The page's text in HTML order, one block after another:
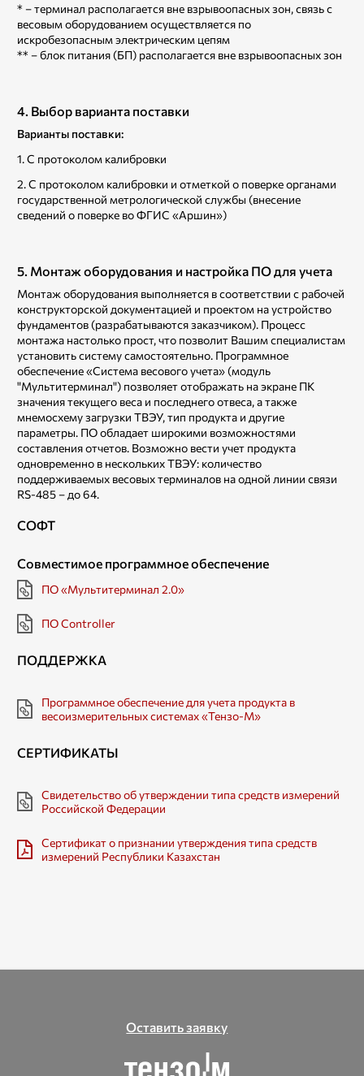
* – терминал располагается вне взрывоопасных зон, связь с
весовым оборудованием осуществляется по
искробезопасным электрическим цепям
** – блок питания (БП) располагается вне взрывоопасных зон
4. Выбор варианта поставки
Варианты поставки:
1. С протоколом калибровки
2. C протоколом калибровки и отметкой о поверке органами
государственной метрологической службы (внесение
сведений о поверке во ФГИС «Аршин»)
5. Монтаж оборудования и настройка ПО для учета
Монтаж оборудования выполняется в соответствии с рабочей
конструкторской документацией и проектом на устройство
фундаментов (разрабатываются заказчиком). Процесс
монтажа настолько прост, что позволит Вашим специалистам
установить систему самостоятельно. Программное
обеспечение «Система весового учета» (модуль
"Мультитерминал") позволяет отображать на экране ПК
значения текущего веса и последнего отвеса, а также
мнемосхему загрузки ТВЭУ, тип продукта и другие
параметры. ПО обладает широкими возможностями
составления отчетов. Возможно вести учет продукта
одновременно в нескольких ТВЭУ: количество
поддерживаемых весовых терминалов на одной линии связи
RS-485 – до 64.
СОФТ
Совместимое программное обеспечение
ПО «Мультитерминал 2.0»
ПО Controller
ПОДДЕРЖКА
Программное обеспечение для учета продукта в
весоизмерительных системах «Тензо-М»
СЕРТИФИКАТЫ
Свидетельство об утверждении типа средств измерений
Российской Федерации
Сертификат о признании утверждения типа средств
измерений Республики Казахстан
Оставить заявку